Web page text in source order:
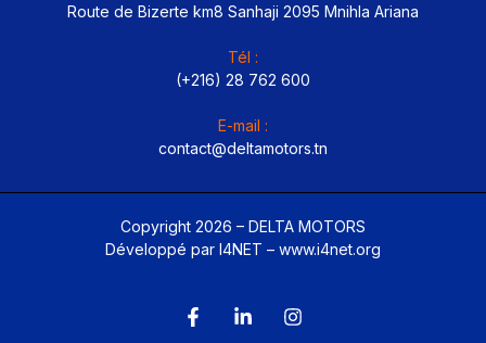
Route de Bizerte km8 Sanhaji 2095 Mnihla Ariana
Tél :
(+216) 28 762 600
E-mail :
contact@deltamotors.tn
Copyright 2026 – DELTA MOTORS
Développé par I4NET – www.i4net.org